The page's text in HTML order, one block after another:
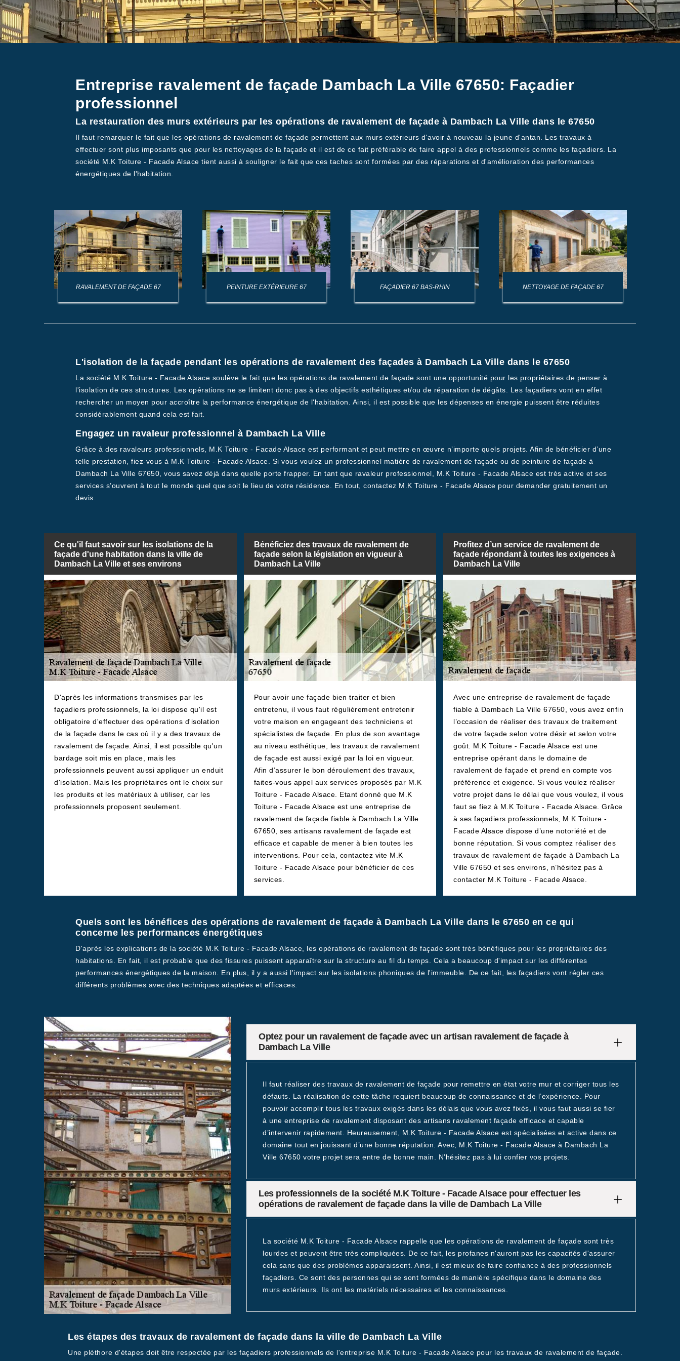
Entreprise ravalement de façade Dambach La Ville 67650: Façadier
professionnel
La restauration des murs extérieurs par les opérations de ravalement de façade à Dambach La Ville dans le 67650
Il faut remarquer le fait que les opérations de ravalement de façade permettent aux murs extérieurs d'avoir à nouveau la jeune d'antan. Les travaux à
effectuer sont plus imposants que pour les nettoyages de la façade et il est de ce fait préférable de faire appel à des professionnels comme les façadiers. La
société M.K Toiture - Facade Alsace tient aussi à souligner le fait que ces taches sont formées par des réparations et d'amélioration des performances
énergétiques de l'habitation.
RAVALEMENT DE FAÇADE 67 PEINTURE EXTÉRIEURE 67 FAÇADIER 67 BAS-RHIN NETTOYAGE DE FAÇADE 67
L'isolation de la façade pendant les opérations de ravalement des façades à Dambach La Ville dans le 67650
La société M.K Toiture - Facade Alsace soulève le fait que les opérations de ravalement de façade sont une opportunité pour les propriétaires de penser à
l'isolation de ces structures. Les opérations ne se limitent donc pas à des objectifs esthétiques et/ou de réparation de dégâts. Les façadiers vont en effet
rechercher un moyen pour accroître la performance énergétique de l'habitation. Ainsi, il est possible que les dépenses en énergie puissent être réduites
considérablement quand cela est fait.
Engagez un ravaleur professionnel à Dambach La Ville
Grâce à des ravaleurs professionnels, M.K Toiture - Facade Alsace est performant et peut mettre en œuvre n’importe quels projets. Afin de bénéficier d’une
telle prestation, fiez-vous à M.K Toiture - Facade Alsace. Si vous voulez un professionnel matière de ravalement de façade ou de peinture de façade à
Dambach La Ville 67650, vous savez déjà dans quelle porte frapper. En tant que ravaleur professionnel, M.K Toiture - Facade Alsace est très active et ses
services s’ouvrent à tout le monde quel que soit le lieu de votre résidence. En tout, contactez M.K Toiture - Facade Alsace pour demander gratuitement un
devis.
Ce qu'il faut savoir sur les isolations de la
façade d'une habitation dans la ville de
Dambach La Ville et ses environs
D'après les informations transmises par les
façadiers professionnels, la loi dispose qu'il est
obligatoire d'effectuer des opérations d'isolation
de la façade dans le cas où il y a des travaux de
ravalement de façade. Ainsi, il est possible qu'un
bardage soit mis en place, mais les
professionnels peuvent aussi appliquer un enduit
d'isolation. Mais les propriétaires ont le choix sur
les produits et les matériaux à utiliser, car les
professionnels proposent seulement.
Bénéficiez des travaux de ravalement de
façade selon la législation en vigueur à
Dambach La Ville
Pour avoir une façade bien traiter et bien
entretenu, il vous faut régulièrement entretenir
votre maison en engageant des techniciens et
spécialistes de façade. En plus de son avantage
au niveau esthétique, les travaux de ravalement
de façade est aussi exigé par la loi en vigueur.
Afin d’assurer le bon déroulement des travaux,
faites-vous appel aux services proposés par M.K
Toiture - Facade Alsace. Etant donné que M.K
Toiture - Facade Alsace est une entreprise de
ravalement de façade fiable à Dambach La Ville
67650, ses artisans ravalement de façade est
efficace et capable de mener à bien toutes les
interventions. Pour cela, contactez vite M.K
Toiture - Facade Alsace pour bénéficier de ces
services.
Profitez d’un service de ravalement de
façade répondant à toutes les exigences à
Dambach La Ville
Avec une entreprise de ravalement de façade
fiable à Dambach La Ville 67650, vous avez enfin
l’occasion de réaliser des travaux de traitement
de votre façade selon votre désir et selon votre
goût. M.K Toiture - Facade Alsace est une
entreprise opérant dans le domaine de
ravalement de façade et prend en compte vos
préférence et exigence. Si vous voulez réaliser
votre projet dans le délai que vous voulez, il vous
faut se fiez à M.K Toiture - Facade Alsace. Grâce
à ses façadiers professionnels, M.K Toiture -
Facade Alsace dispose d’une notoriété et de
bonne réputation. Si vous comptez réaliser des
travaux de ravalement de façade à Dambach La
Ville 67650 et ses environs, n’hésitez pas à
contacter M.K Toiture - Facade Alsace.
Quels sont les bénéfices des opérations de ravalement de façade à Dambach La Ville dans le 67650 en ce qui
concerne les performances énergétiques
D'après les explications de la société M.K Toiture - Facade Alsace, les opérations de ravalement de façade sont très bénéfiques pour les propriétaires des
habitations. En fait, il est probable que des fissures puissent apparaître sur la structure au fil du temps. Cela a beaucoup d'impact sur les différentes
performances énergétiques de la maison. En plus, il y a aussi l'impact sur les isolations phoniques de l'immeuble. De ce fait, les façadiers vont régler ces
différents problèmes avec des techniques adaptées et efficaces.
Optez pour un ravalement de façade avec un artisan ravalement de façade à
Dambach La Ville
Il faut réaliser des travaux de ravalement de façade pour remettre en état votre mur et corriger tous les
défauts. La réalisation de cette tâche requiert beaucoup de connaissance et de l’expérience. Pour
pouvoir accomplir tous les travaux exigés dans les délais que vous avez fixés, il vous faut aussi se fier
à une entreprise de ravalement disposant des artisans ravalement façade efficace et capable
d’intervenir rapidement. Heureusement, M.K Toiture - Facade Alsace est spécialisées et active dans ce
domaine tout en jouissant d’une bonne réputation. Avec, M.K Toiture - Facade Alsace à Dambach La
Ville 67650 votre projet sera entre de bonne main. N’hésitez pas à lui confier vos projets.
Les professionnels de la société M.K Toiture - Facade Alsace pour effectuer les
opérations de ravalement de façade dans la ville de Dambach La Ville
La société M.K Toiture - Facade Alsace rappelle que les opérations de ravalement de façade sont très
lourdes et peuvent être très compliquées. De ce fait, les profanes n'auront pas les capacités d'assurer
cela sans que des problèmes apparaissent. Ainsi, il est mieux de faire confiance à des professionnels
façadiers. Ce sont des personnes qui se sont formées de manière spécifique dans le domaine des
murs extérieurs. Ils ont les matériels nécessaires et les connaissances.
Les étapes des travaux de ravalement de façade dans la ville de Dambach La Ville
Une pléthore d'étapes doit être respectée par les façadiers professionnels de l'entreprise M.K Toiture - Facade Alsace pour les travaux de ravalement de façade.